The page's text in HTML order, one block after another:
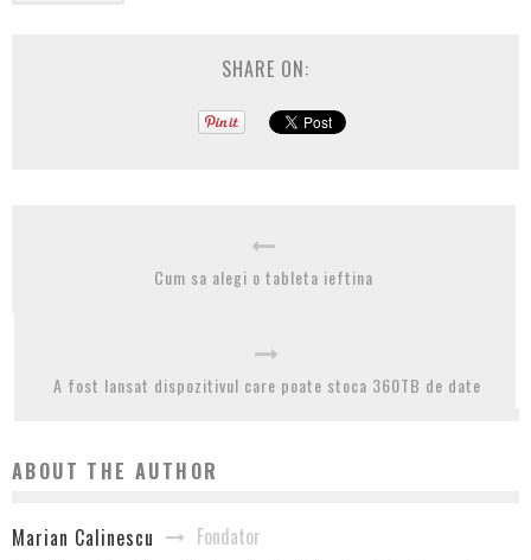
SHARE ON:
Cum sa alegi o tableta ieftina
A fost lansat dispozitivul care poate stoca 360TB de date
ABOUT THE AUTHOR
Marian Calinescu Fondator